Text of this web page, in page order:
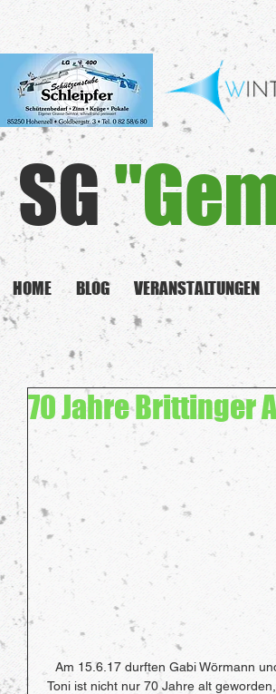
SG
HOME BLOG VERANSTALTUNGEN
70 Jahre Brittinger
Am 15.6.17 durften Gabi Wörmann
Toni ist nicht nur 70 Jahre alt